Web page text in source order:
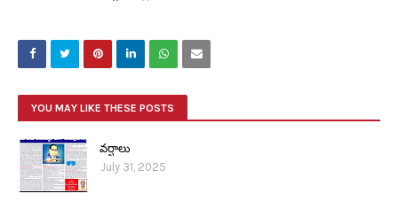
YOU MAY LIKE THESE POSTS
వర్షాలు
July 31, 2025